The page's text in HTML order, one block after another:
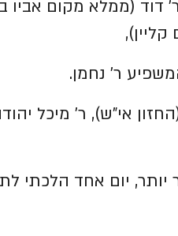
דוד (ממלא מקום אביו
ר' נחמן.
אי"ש), ר' מיכל
יותר, יום אחד הלכתי